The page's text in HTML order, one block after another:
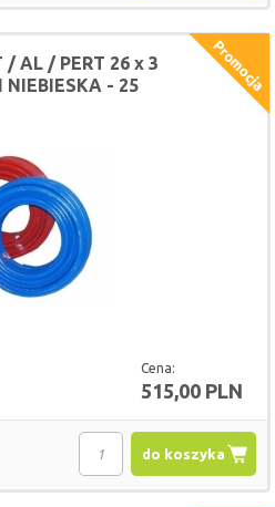
Cena:
515,00 PLN
/ AL / PERT 26 x 3
NIEBIESKA - 25
do koszyka